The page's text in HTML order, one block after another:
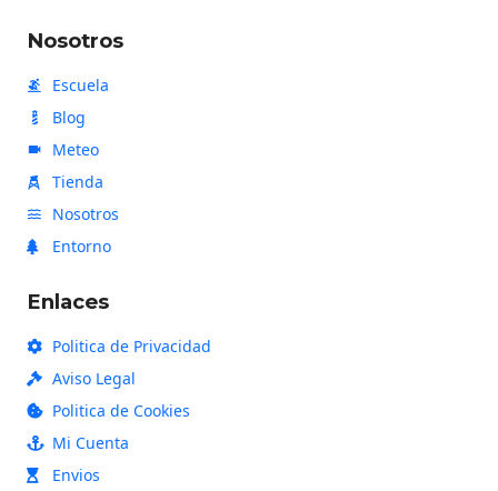
n
Nosotros
Escuela
Blog
Meteo
Tienda
Nosotros
Entorno
Enlaces
Politica de Privacidad
Aviso Legal
Politica de Cookies
Mi Cuenta
Envios